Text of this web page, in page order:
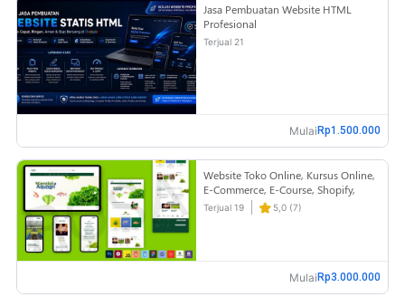
Jasa Pembuatan Website HTML
Profesional
Terjual 21
MulaiRp1.500.000
Website Toko Online, Kursus Online,
E-Commerce, E-Course, Shopify,
Custom
Terjual 19 5,0 (7)
Mulai Rp3.000.000